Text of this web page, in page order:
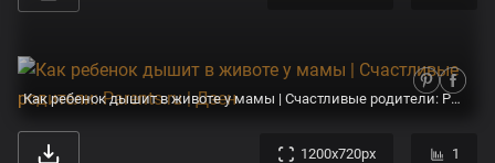
Как ребенок дышит в животе у мамы | Счастливые родители: Parents.ru | Дзен
1200x720px 1